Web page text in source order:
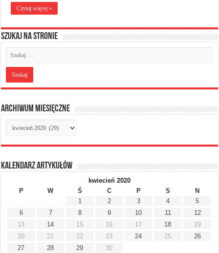
Czytaj więcej »
Szukaj na stronie
Archiwum miesięczne
Archiwum
miesięczne
Kalendarz artykułów
kwiecień 2020
P
W Ś C P S
N
1
2 3 4
5
6
7 8 9 10 11
12
13
14 15 16 17 18
19
20
21 22 23 24 25
26
27
28 29
30